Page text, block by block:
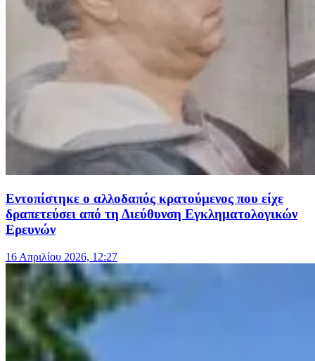
Εντοπίστηκε ο αλλοδαπός κρατούμενος που είχε
δραπετεύσει από τη Διεύθυνση Εγκληματολογικών
Ερευνών
16 Απριλίου 2026, 12:27